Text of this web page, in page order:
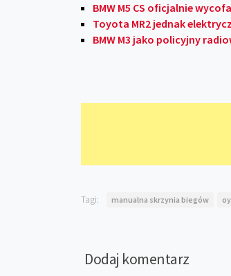
BMW M5 CS oficjalnie
Toyota MR2 jednak
BMW M3 jako policyjny
Tagi: manualna skrzynia biegów
Dodaj komentarz